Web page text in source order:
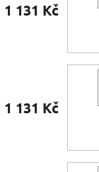
1 131 Kč
1 131 Kč